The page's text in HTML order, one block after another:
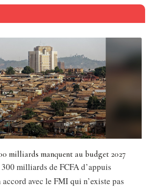
milliards manquent au budget 2027
milliards de FCFA d’appuis
avec le FMI qui n’existe pas